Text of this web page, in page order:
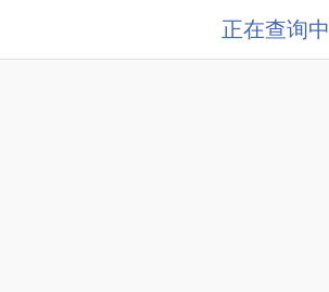
正在查询中